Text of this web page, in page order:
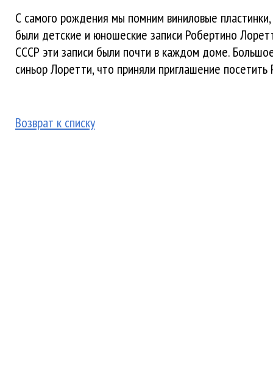
С самого рождения мы помним виниловые
были детские и юношеские записи Робертино
СССР эти записи были почти в каждом доме.
синьор Лоретти, что приняли приглашение
Возврат к списку